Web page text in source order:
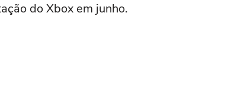
do Xbox em junho.